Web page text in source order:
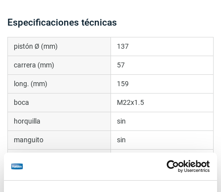
Especificaciones técnicas
pistón Ø (mm) 137
carrera (mm) 57
long. (mm) 159
boca M22x1.5
horquilla sin
manguito sin